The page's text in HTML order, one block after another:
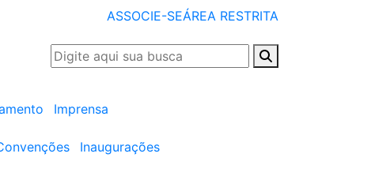
ASSOCIE-SEÁREA RESTRITA
Imprensa
Inaugurações